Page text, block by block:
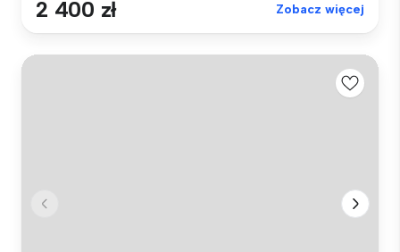
2 400 zł Zobacz więcej